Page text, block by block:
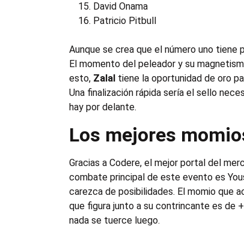
David Onama
Patricio Pitbull
Aunque se crea que el número uno
El momento del peleador y su
esto, Zalal tiene la oportunidad de oro
Una finalización rápida sería el sello
hay por delante.
Los mejores
Gracias a Codere, el mejor portal del
combate principal de este evento es
carezca de posibilidades. El momio que
que figura junto a su contrincante es de
nada se tuerce luego.